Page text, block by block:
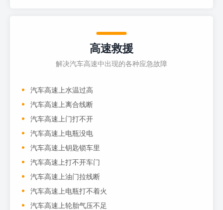
高速救援
解决汽车高速中出现的各种应急故障
汽车高速上水温过高
汽车高速上离合线断
汽车高速上门打不开
汽车高速上电瓶没电
汽车高速上钥匙锁车里
汽车高速上打不开车门
汽车高速上油门拉线断
汽车高速上电瓶打不着火
汽车高速上轮胎气压不足